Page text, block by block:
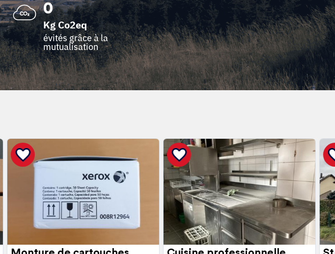
0
Kg Co2eq
évités grâce à la
mutualisation